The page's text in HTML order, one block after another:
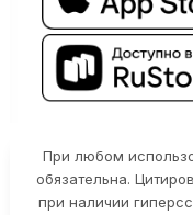
При любом
обязательна.
при наличии